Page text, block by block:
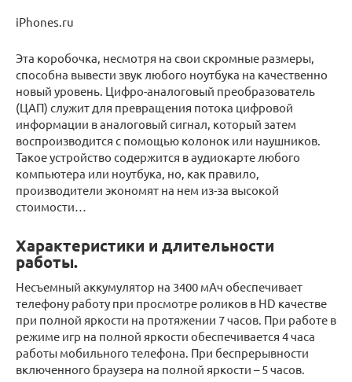
iPhones.ru
Эта коробочка, несмотря на свои скромные размеры,
способна вывести звук любого ноутбука на качественно
новый уровень. Цифро-аналоговый преобразователь
(ЦАП) служит для превращения потока цифровой
информации в аналоговый сигнал, который затем
воспроизводится с помощью колонок или наушников.
Такое устройство содержится в аудиокарте любого
компьютера или ноутбука, но, как правило,
производители экономят на нем из-за высокой
стоимости…
Характеристики и длительности
работы.
Несъемный аккумулятор на 3400 мАч обеспечивает
телефону работу при просмотре роликов в HD качестве
при полной яркости на протяжении 7 часов. При работе в
режиме игр на полной яркости обеспечивается 4 часа
работы мобильного телефона. При беспрерывности
включенного браузера на полной яркости – 5 часов.